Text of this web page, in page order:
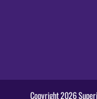
Copyright 2026